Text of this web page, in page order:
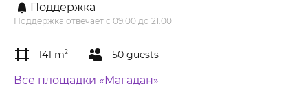
Поддержка
Поддержка отвечает с 09:00 до 21:00
141 m2 50 guests
Все площадки «Магадан»